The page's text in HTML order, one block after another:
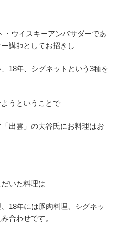
・ウイスキーアンバサダーであ
講師としてお招きし
18年、シグネットという3種を
うということで
出雲」の大谷氏にお料理はお
いた料理は
18年には豚肉料理、シグネッ
合わせです。